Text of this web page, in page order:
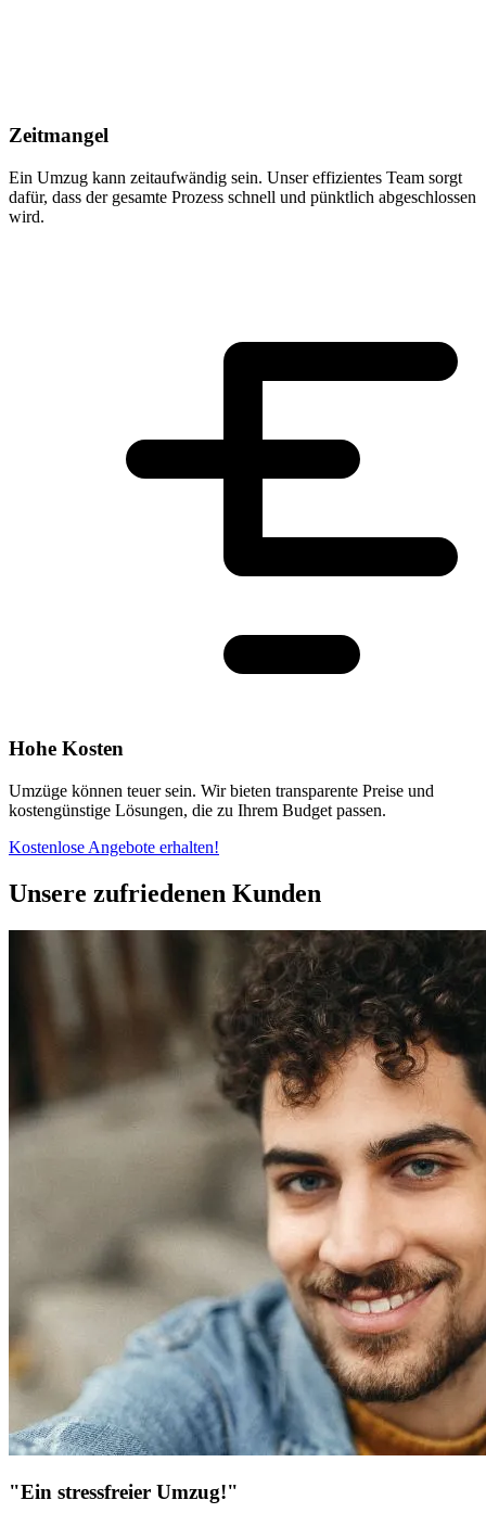
Zeitmangel
Ein Umzug kann zeitaufwändig sein. Unser effizientes Team sorgt
dafür, dass der gesamte Prozess schnell und pünktlich abgeschlossen
wird.
Hohe Kosten
Umzüge können teuer sein. Wir bieten transparente Preise und
kostengünstige Lösungen, die zu Ihrem Budget passen.
Kostenlose Angebote erhalten!
Unsere zufriedenen Kunden
"Ein stressfreier Umzug!"